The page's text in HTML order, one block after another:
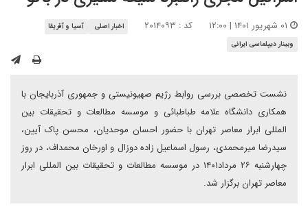
کد : ۲۰۱۴۰۹۳ اخبار اصلی
آسیا و آفریقا
وبینار دیپلماسی ایرانی
نشست تخصصی بررسی روابط رژیم صهیونیستی و جمهوری آذربایجان با
همکاری دانشگاه علامه طباطبائی و موسسه مطالعات و تحقیقات بین
المللی ابرار معاصر تهران با حضور احسان موحدیان، محسن پاک آیین،
سیدرضا میرمحمدی، رسول اسماعیل زاده دوزال و اورخان محمداف، در روز
چهارشنبه ۲۶ مرداد۱۴۰۱ در موسسه مطالعات و تحقیقات بین المللی ابرار
معاصر تهران برگزار شد.